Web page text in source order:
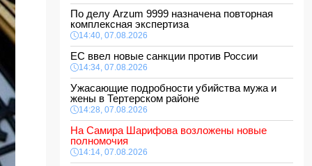
По делу Arzum 9999 назначена повторная
комплексная экспертиза
14:40, 07.08.2026
ЕС ввел новые санкции против России
14:34, 07.08.2026
Ужасающие подробности убийства мужа и
жены в Тертерском районе
14:28, 07.08.2026
На Самира Шарифова возложены новые
полномочия
14:14, 07.08.2026